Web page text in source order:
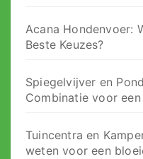
Acana Hondenvoer:
Beste Keuzes?
Spiegelvijver en
Combinatie voor
Tuincentra en
weten voor een